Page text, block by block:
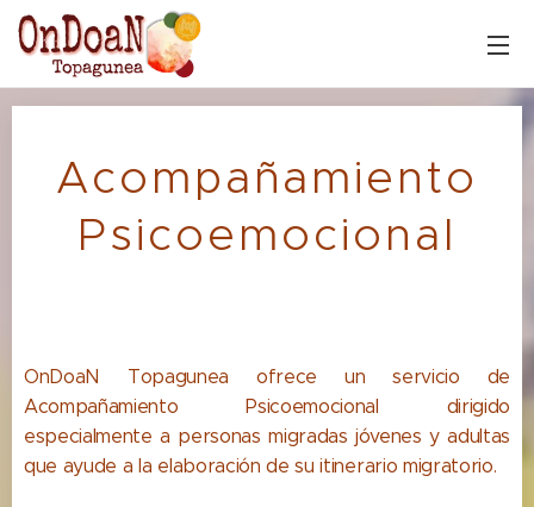
Acompañamiento
Psicoemocional
OnDoaN Topagunea ofrece un servicio de
Acompañamiento Psicoemocional dirigido
especialmente a personas migradas jóvenes y adultas
que ayude a la elaboración de su itinerario migratorio.